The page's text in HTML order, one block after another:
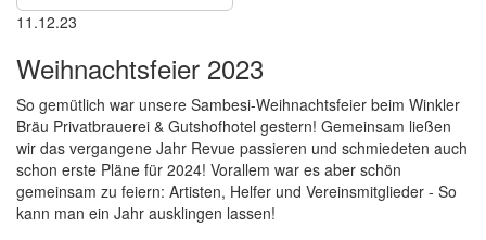
11.12.23
Weihnachtsfeier 2023
So gemütlich war unsere Sambesi-Weihnachtsfeier beim Winkler
Bräu Privatbrauerei & Gutshofhotel gestern! Gemeinsam ließen
wir das vergangene Jahr Revue passieren und schmiedeten auch
schon erste Pläne für 2024! Vorallem war es aber schön
gemeinsam zu feiern: Artisten, Helfer und Vereinsmitglieder - So
kann man ein Jahr ausklingen lassen!